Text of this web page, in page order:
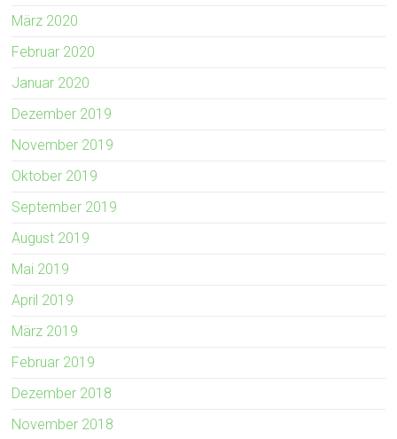
März 2020
Februar 2020
Januar 2020
Dezember 2019
November 2019
Oktober 2019
September 2019
August 2019
Mai 2019
April 2019
März 2019
Februar 2019
Dezember 2018
November 2018